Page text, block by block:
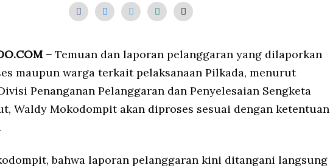
– Temuan dan laporan pelanggaran yang dilaporkan
maupun warga terkait pelaksanaan Pilkada, menurut
Penanganan Pelanggaran dan Penyelesaian Sengketa
Waldy Mokodompit akan diproses sesuai dengan ketentuan
bahwa laporan pelanggaran kini ditangani langsung